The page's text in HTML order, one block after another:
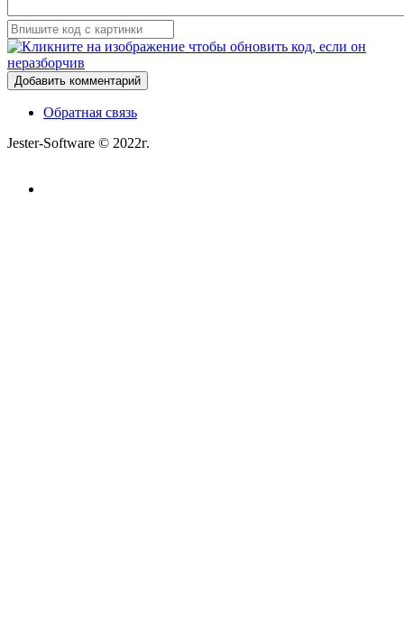
Добавить комментарий
Обратная связь
Jester-Software © 2022г.